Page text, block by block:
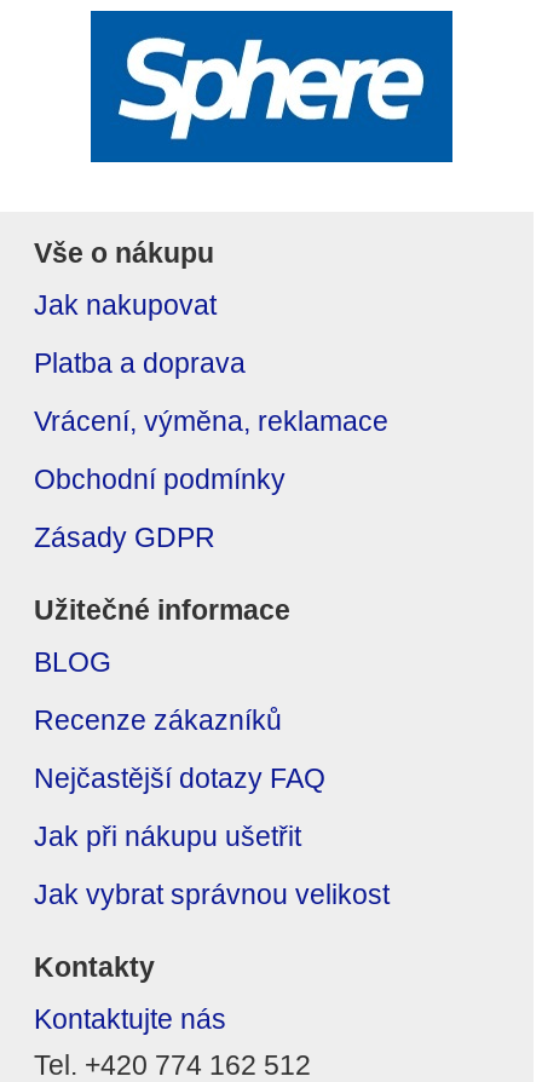
Vše o nákupu
Jak nakupovat
Platba a doprava
Vrácení, výměna, reklamace
Obchodní podmínky
Zásady GDPR
Užitečné informace
BLOG
Recenze zákazníků
Nejčastější dotazy FAQ
Jak při nákupu ušetřit
Jak vybrat správnou velikost
Kontakty
Kontaktujte nás
Tel. +420 774 162 512